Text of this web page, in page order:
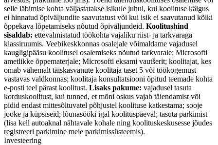
selle läbimise kohta väljastatakse isikule juhul, kui koolituse käigus
ei hinnatud õpiväljundite saavutatust või kui isik ei saavutanud kõiki
õppekava lõpetamiseks nõutud õpiväljundeid. Koolitushind
sisaldab: ettevalmistatud töökohta vajaliku riist- ja tarkvaraga
klassiruumis. Veebikeskkonnas osalejale võimaldame vajadusel
kaugligipääsu koolitusel osalemiseks nõutud tarkvarale; Microsofti
ametlikke õppematerjale; Microsofti eksami vautšerit; koolitajat, kes
omab vähemalt täiskasvanute koolitaja taset 5 või töökogemust
vastavas valdkonnas; koolitaja konsultatsiooni õpitud teemade kohta
e-posti teel pärast koolitust. Lisaks pakume: vajadusel tasuta
korduskoolitust, kui tunned, et mõni oskus vajab täiendamist või
pidid endast mittesõltuvatel põhjustel koolituse katkestama; sooje
jooke ja küpsiseid; lõunasööki igal koolituspäeval; tasuta parkimist
(lisa kell autoaknal nähtavale kohale ning koolituskeskusesse jõudes
registreeri parkimine meie parkimissüsteemis).
Investeering